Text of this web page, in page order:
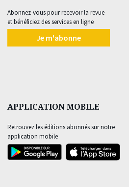
Abonnez-vous pour recevoir la revue
et bénéficiez des services en ligne
Je m'abonne
APPLICATION MOBILE
Retrouvez les éditions abonnés sur notre
application mobile